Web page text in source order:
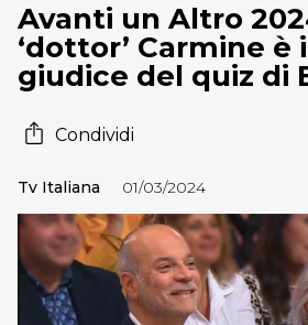
Avanti un Altro
‘dottor’ Carmine è
giudice del quiz di
Condividi
Tv Italiana 01/03/2024